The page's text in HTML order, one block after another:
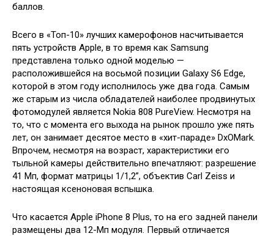
баллов.
Всего в «Топ-10» лучших камерофонов насчитывается
пять устройств Apple, в то время как Samsung
представлена только одной моделью —
расположившейся на восьмой позиции Galaxy S6 Edge,
которой в этом году исполнилось уже два года. Самым
же старым из числа обладателей наиболее продвинутых
фотомодулей является Nokia 808 PureView. Несмотря на
то, что с момента его выхода на рынок прошло уже пять
лет, он занимает десятое место в «хит-параде» DxOMark.
Впрочем, несмотря на возраст, характеристики его
тыльной камеры действительно впечатляют: разрешение
41 Мп, формат матрицы 1/1,2”, объектив Carl Zeiss и
настоящая ксеноновая вспышка.
Что касается Apple iPhone 8 Plus, то на его задней панели
размещены два 12-Мп модуля. Первый отличается